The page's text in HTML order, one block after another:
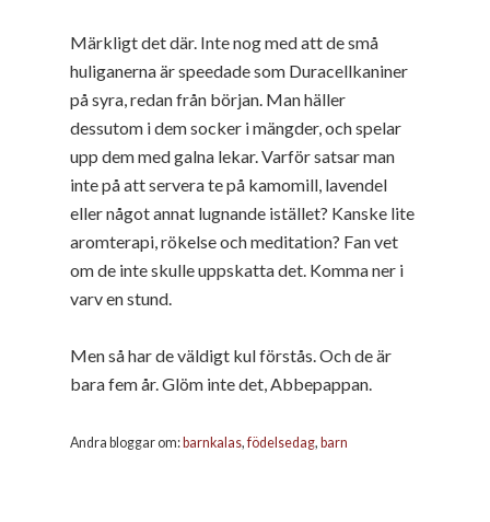
Märkligt det där. Inte nog med att de små
huliganerna är speedade som Duracellkaniner
på syra, redan från början. Man häller
dessutom i dem socker i mängder, och spelar
upp dem med galna lekar. Varför satsar man
inte på att servera te på kamomill, lavendel
eller något annat lugnande istället? Kanske lite
aromterapi, rökelse och meditation? Fan vet
om de inte skulle uppskatta det. Komma ner i
varv en stund.
Men så har de väldigt kul förstås. Och de är
bara fem år. Glöm inte det, Abbepappan.
Andra bloggar om:barnkalas,födelsedag, barn